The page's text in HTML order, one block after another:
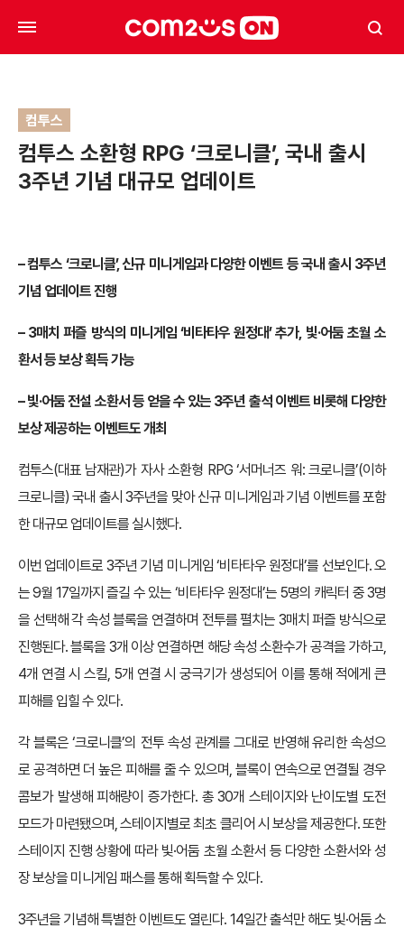
컴투스
컴투스 소환형 RPG ‘크로니클’, 국내 출시
3주년 기념 대규모 업데이트
–컴투스 ‘크로니클’, 신규 미니게임과 다양한 이벤트 등 국내 출시 3주년
기념 업데이트 진행
– 3매치 퍼즐 방식의 미니게임 ‘비타타우 원정대’ 추가, 빛·어둠 초월 소
환서 등 보상 획득 가능
–빛·어둠 전설 소환서 등 얻을 수 있는 3주년 출석 이벤트 비롯해 다양한
보상 제공하는 이벤트도 개최
컴투스(대표 남재관)가 자사 소환형 RPG ‘서머너즈 워: 크로니클’(이하
크로니클) 국내 출시 3주년을 맞아 신규 미니게임과 기념 이벤트를 포함
한 대규모 업데이트를 실시했다.
이번 업데이트로 3주년 기념 미니게임 ‘비타타우 원정대’를 선보인다. 오
는 9월 17일까지 즐길 수 있는 ‘비타타우 원정대’는 5명의 캐릭터 중 3명
을 선택해 각 속성 블록을 연결하며 전투를 펼치는 3매치 퍼즐 방식으로
진행된다. 블록을 3개 이상 연결하면 해당 속성 소환수가 공격을 가하고,
4개 연결 시 스킬, 5개 연결 시 궁극기가 생성되어 이를 통해 적에게 큰
피해를 입힐 수 있다.
각 블록은 ‘크로니클’의 전투 속성 관계를 그대로 반영해 유리한 속성으
로 공격하면 더 높은 피해를 줄 수 있으며, 블록이 연속으로 연결될 경우
콤보가 발생해 피해량이 증가한다. 총 30개 스테이지와 난이도별 도전
모드가 마련됐으며, 스테이지별로 최초 클리어 시 보상을 제공한다. 또한
스테이지 진행 상황에 따라 빛·어둠 초월 소환서 등 다양한 소환서와 성
장 보상을 미니게임 패스를 통해 획득할 수 있다.
3주년을 기념해 특별한 이벤트도 열린다. 14일간 출석만 해도 빛·어둠 소